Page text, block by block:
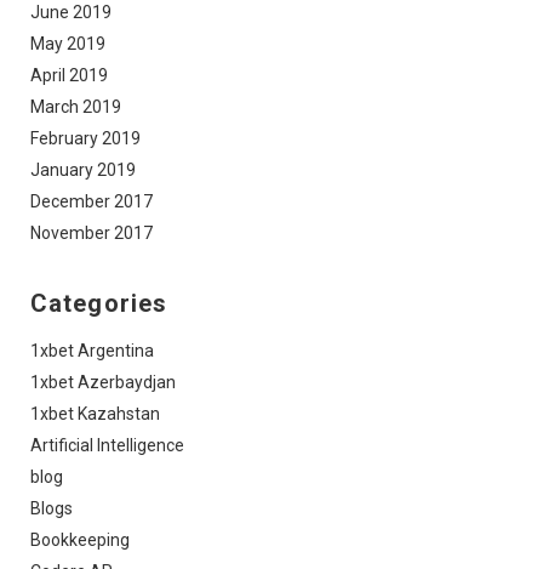
June 2019
May 2019
April 2019
March 2019
February 2019
January 2019
December 2017
November 2017
Categories
1xbet Argentina
1xbet Azerbaydjan
1xbet Kazahstan
Artificial Intelligence
blog
Blogs
Bookkeeping